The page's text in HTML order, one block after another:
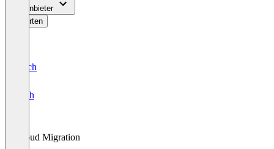
Für Anbieter
Bewerten
Deutsch
English
Cloud Migration